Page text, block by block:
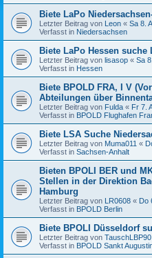
Biete LaPo
Letzter Beitrag von Leon « Sa 8.
Verfasst in Niedersachsen
Biete LaPo Hessen suche
Letzter Beitrag von lisasop « Sa
Verfasst in Hessen
Biete BPOLD FRA, I V
Abteilungen über
Letzter Beitrag von Fulda « Fr 7.
Verfasst in BPOLD Flughafen
Biete LSA Suche
Letzter Beitrag von Muma011 «
Verfasst in Sachsen-Anhalt
Bieten BPOLI BER und
Stellen in der Direktion
Hamburg
Letzter Beitrag von LR0608 « Do
Verfasst in BPOLD Berlin
Biete BPOLI Düsseldorf
Letzter Beitrag von TauschLBP90
Verfasst in BPOLD Sankt